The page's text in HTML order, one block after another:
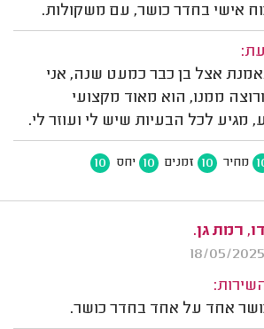
אישי בחדר כושר, עם משקולות.
אצל בן כבר כמעט שנה, אני
ממנו, הוא מאוד מקצועי
מגיע לכל הבעיות שיש לי ועוזר לי.
מחיר 10 זמנים 10 יחס 10
רמת גן.
אחד על אחד בחדר כושר.